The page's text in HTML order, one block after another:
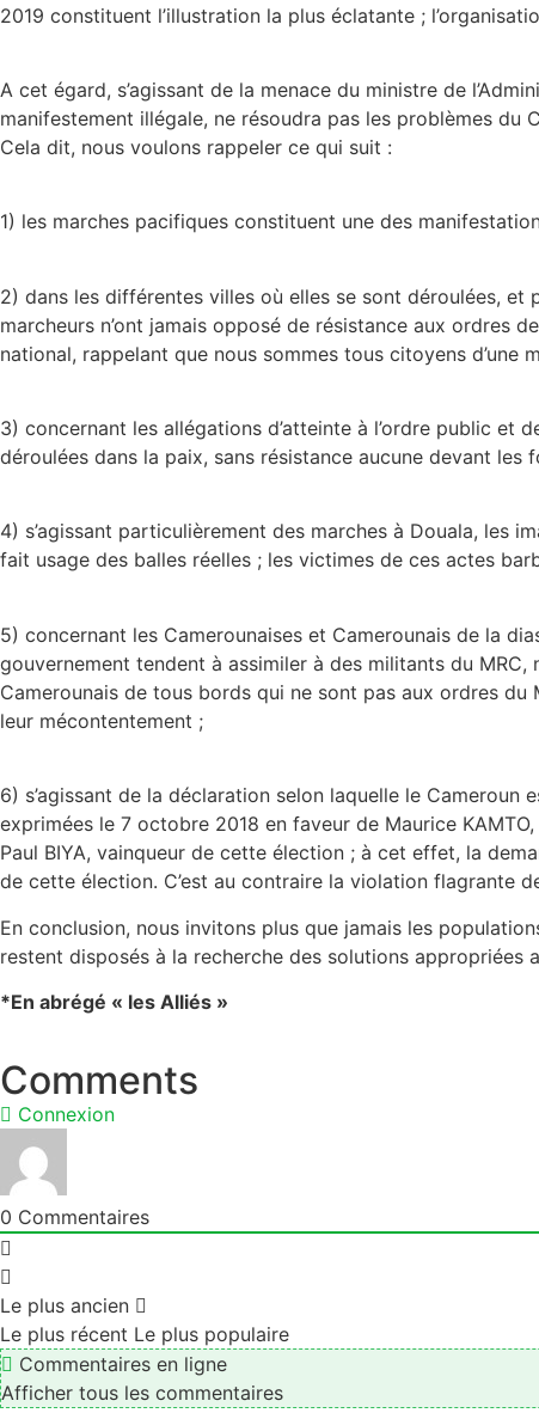
2019 constituent l’illustration la plus éclatante ;
A cet égard, s’agissant de la menace du ministre de
manifestement illégale, ne résoudra pas les problèmes du
Cela dit, nous voulons rappeler ce qui suit :
1) les marches pacifiques constituent une des
2) dans les différentes villes où elles se sont déroulées, et
marcheurs n’ont jamais opposé de résistance aux ordres
national, rappelant que nous sommes tous citoyens d’une
3) concernant les allégations d’atteinte à l’ordre public et
déroulées dans la paix, sans résistance aucune devant
4) s’agissant particulièrement des marches à Douala, les
fait usage des balles réelles ; les victimes de ces actes
5) concernant les Camerounaises et Camerounais de la
gouvernement tendent à assimiler à des militants du
Camerounais de tous bords qui ne sont pas aux ordres
leur mécontentement ;
6) s’agissant de la déclaration selon laquelle le
exprimées le 7 octobre 2018 en faveur de Maurice
Paul BIYA, vainqueur de cette élection ; à cet effet, la
de cette élection. C’est au contraire la violation flagrante
En conclusion, nous invitons plus que jamais les
restent disposés à la recherche des solutions appropriées
*En abrégé « les Alliés »
Comments
Connexion
0 Commentaires
Le plus ancien
Le plus récent Le plus populaire
Commentaires en ligne
Afficher tous les commentaires